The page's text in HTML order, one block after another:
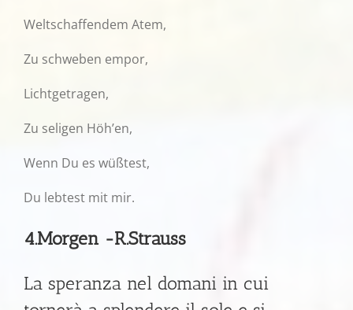
Weltschaffendem Atem,
Zu schweben empor,
Lichtgetragen,
Zu seligen Höh’en,
Wenn Du es wüßtest,
Du lebtest mit mir.
4.Morgen -R.Strauss
La speranza nel domani in cui